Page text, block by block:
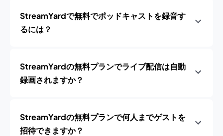
StreamYardで無料でポッドキャストを録音す
るには？
StreamYardの無料プランでライブ配信は自動
録画されますか？
StreamYardの無料プランで何人までゲストを
招待できますか？